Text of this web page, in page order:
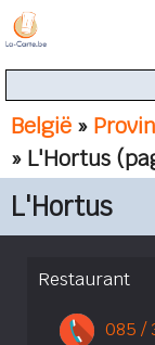
België »
» L'Hortus
L'Hortus
Restaurant
085 /